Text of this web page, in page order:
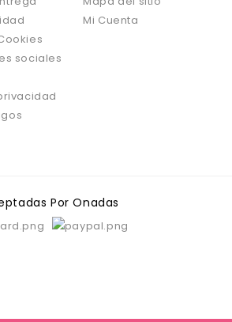
sociales
Mi Cuenta
Por Onadas